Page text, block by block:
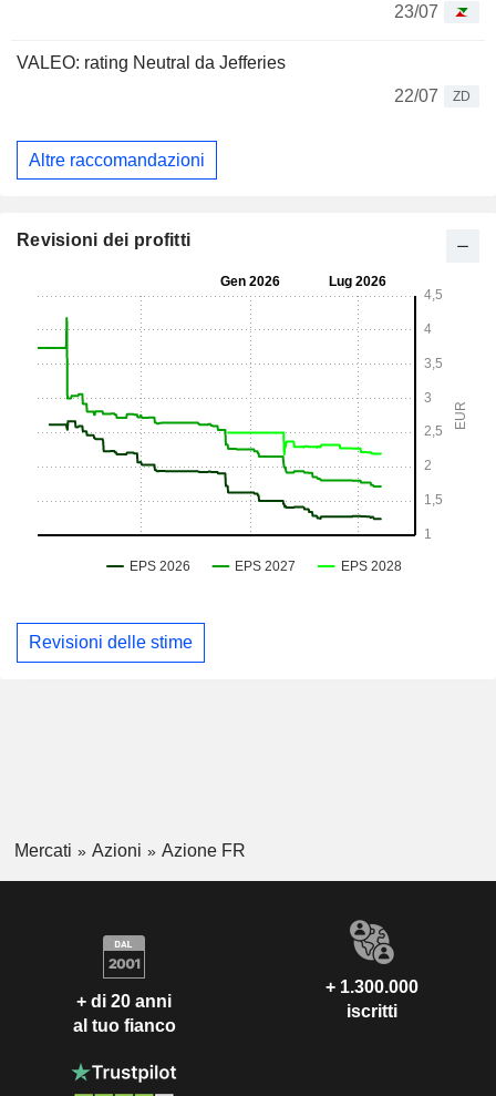
23/07
VALEO: rating Neutral da Jefferies
22/07
ZD
Altre raccomandazioni
Revisioni dei profitti
Revisioni delle stime
Mercati Azioni Azione FR
+ di 20 anni
al tuo fianco
+ 1.300.000
iscritti